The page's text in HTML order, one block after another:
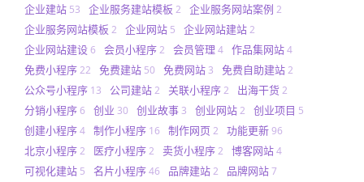
企业建站 53 企业服务建站模板 2 企业服务网站案例 2
企业服务网站模板 2 企业网站 5 企业网站建站2
企业网站建设6 会员小程序2 会员管理 4 作品集网站4
免费小程序22 免费建站 50 免费网站 3 免费自助建站2
公众号小程序 13 公司建站2 关联小程序2 出海干货2
分销小程序6 创业 30 创业故事 3 创业网站2 创业项目 5
创建小程序4 制作小程序 16 制作网页 2 功能更新96
北京小程序2 医疗小程序2 卖货小程序2 博客网站4
可视化建站 5 名片小程序46 品牌建站2 品牌网站7